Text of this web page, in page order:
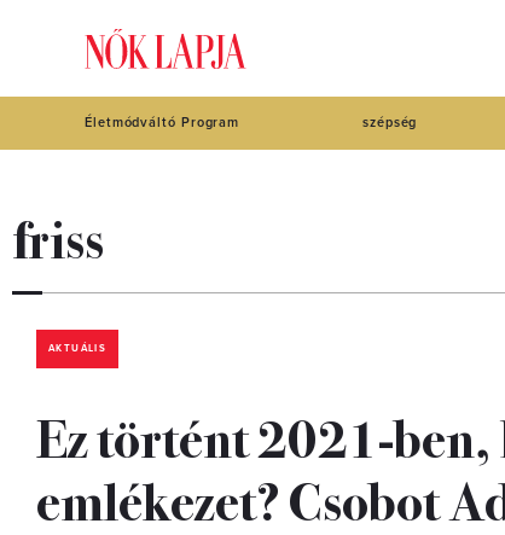
Életmódváltó Program szépség
friss
AKTUÁLIS
Ez történt 2021-
emlékezet? Csobot